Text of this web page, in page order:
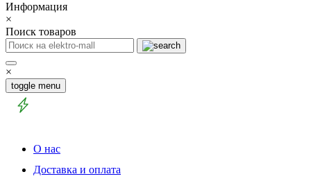
Информация
×
Поиск товаров
×
toggle menu
О нас
Доставка и оплата